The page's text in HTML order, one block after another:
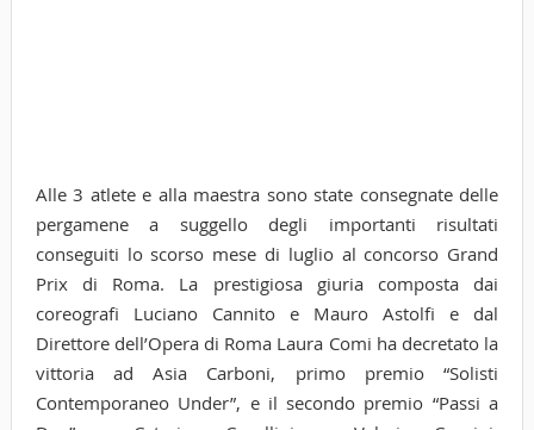
Alle 3 atlete e alla maestra sono state consegnate delle
pergamene a suggello degli importanti risultati
conseguiti lo scorso mese di luglio al concorso Grand
Prix di Roma. La prestigiosa giuria composta dai
coreografi Luciano Cannito e Mauro Astolfi e dal
Direttore dell’Opera di Roma Laura Comi ha decretato la
vittoria ad Asia Carboni, primo premio “Solisti
Contemporaneo Under”, e il secondo premio “Passi a